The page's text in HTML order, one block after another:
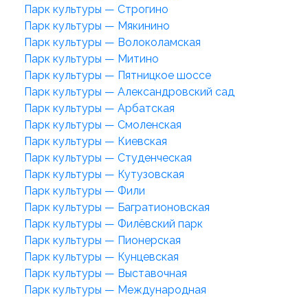
Парк культуры — Строгино
Парк культуры — Мякинино
Парк культуры — Волоколамская
Парк культуры — Митино
Парк культуры — Пятницкое шоссе
Парк культуры — Александровский сад
Парк культуры — Арбатская
Парк культуры — Смоленская
Парк культуры — Киевская
Парк культуры — Студенческая
Парк культуры — Кутузовская
Парк культуры — Фили
Парк культуры — Багратионовская
Парк культуры — Филёвский парк
Парк культуры — Пионерская
Парк культуры — Кунцевская
Парк культуры — Выставочная
Парк культуры — Международная